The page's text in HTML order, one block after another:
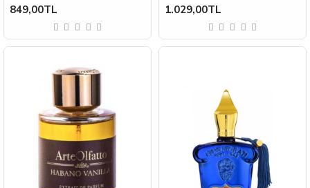
849,00TL 1.029,00TL